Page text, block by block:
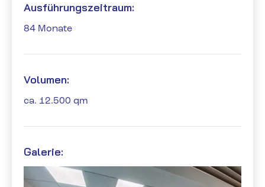
Ausführungszeitraum:
84 Monate
Volumen:
ca. 12.500 qm
Galerie: